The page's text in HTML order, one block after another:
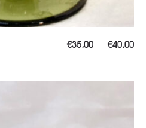
€35,00 – €40,00